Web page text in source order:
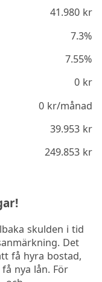
41.980kr
7.3%
7.55%
0kr
0kr/månad
39.953kr
249.853kr
skulden i tid
Det
få hyra bostad,
nya lån. För